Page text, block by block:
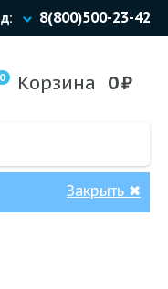
8(800)500-23-42
0 Корзина 0₽
Закрыть ✖